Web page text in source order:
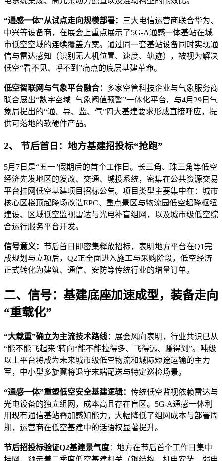
“通感一体”从试点走向规模部署：
三大电信运营商联合华为、
中兴等设备商，在展会上重点展示了5G-A通感一体基站在城
市低空空域的连续覆盖方案。通过同一套基站设备同时实现通
信与雷达感知（识别无人机位置、速度、轨迹），被视为解决
低空“看不见、呼不到”痛点的底层基建革命。
低空智联网与气象平台融合： 多家空管科技企业与气象服务商
联合展出“数字空域+气象阈值预警”一体化平台，与4月29日气
象局提出的“通、导、监、气”四大基建要求形成直接呼应，提
供可落地的软硬件产品。
2、 节后首日：地方基建招投标“抢跑”
5月7日是“五一”假期后的首个工作日。长三角、珠三角等低空
经济先发地区的发改、交通、城投系统，密集在公共资源交易
平台挂网低空基建项目招标公告。项目类型主要集中在：城市
核心区楼顶起降场改造EPC、重点景区与物流园低空起降枢纽
建设、区域低空监视雷达与光电补盲组网，以及城市级低空综
合运行服务平台开发。
信号意义： 节后首日即密集释放招标，表明地方平台在Q1完
成规划与立项后，Q2正全面进入施工与采购阶段，低空经济
正式转化为建筑、通信、安防等传统行业的增量订单。
二、信号：基建底座加速成型，装备走向
“重载化”
“大载重”确立为主流技术路线： 展会风向表明，行业共识已从
“能不能飞起来”转向“能不能拉得多、飞得远、赚得到”。吨级
以上平台将成为未来城市级低空物流和城际短途运输的主力
军，中小型多旋翼将退守末端配送与特定巡检场景。
“通感一体”重塑低空安全基建逻辑： 传统低空监视依赖雷达与
光电设备的独立组网，成本高且存在盲区。5G-A通感一体利
用现有通信基站叠加感知能力，大幅降低了组网成本与部署周
期，运营商在低空基建中的话语权显著提升。
节后招投标验证Q2基建景气度： 地方在节后首个工作日集中
挂网，预示着二季度低空基建相关（钢结构、机电安装、弱电